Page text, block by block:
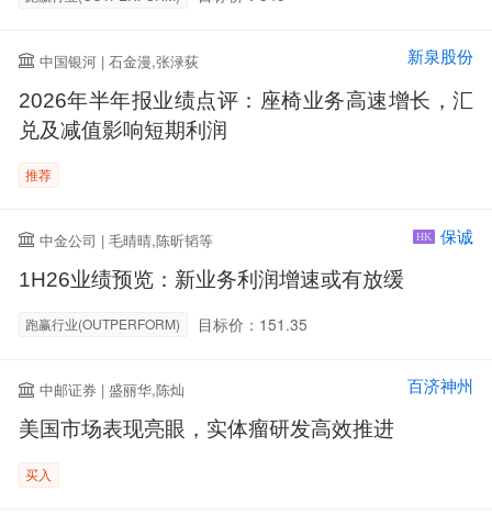
中国银河 | 石金漫,张渌荻 新泉股份
2026年半年报业绩点评：座椅业务高速增长，汇
兑及减值影响短期利润
推荐
中金公司 | 毛晴晴,陈昕韬等 HK 保诚
1H26业绩预览：新业务利润增速或有放缓
跑赢行业(OUTPERFORM) 目标价：151.35
中邮证券 | 盛丽华,陈灿 百济神州
美国市场表现亮眼，实体瘤研发高效推进
买入